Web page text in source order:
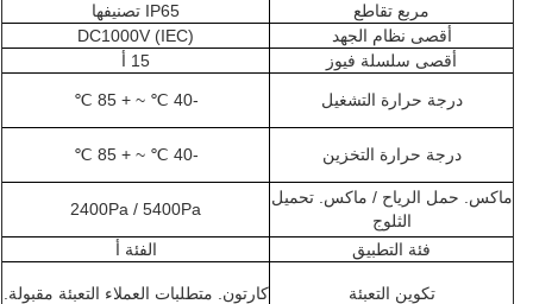
مربع تقاطع
IP65 تصنيفها
أقصى نظام الجهد
DC1000V (IEC)
أقصى سلسلة فيوز
15 أ
درجة حرارة التشغيل -40 ℃ ~ + 85 ℃
درجة حرارة التخزين -40 ℃ ~ + 85 ℃
ماكس. حمل الرياح / ماكس. تحميل
الثلوج
2400Pa / 5400Pa
فئة التطبيق الفئة أ
تكوين التعبئة كارتون. متطلبات العملاء التعبئة مقبولة.